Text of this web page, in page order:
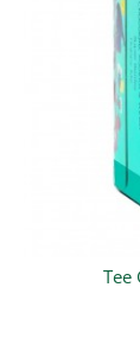
Tee